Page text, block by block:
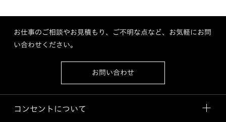
お仕事のご相談やお見積もり、ご不明な点など、お気軽にお問
い合わせください。
お問い合わせ
コンセントについて